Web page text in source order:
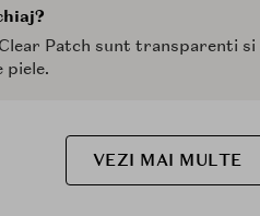
Patch sunt transparenti
piele.
VEZI MAI MULTE